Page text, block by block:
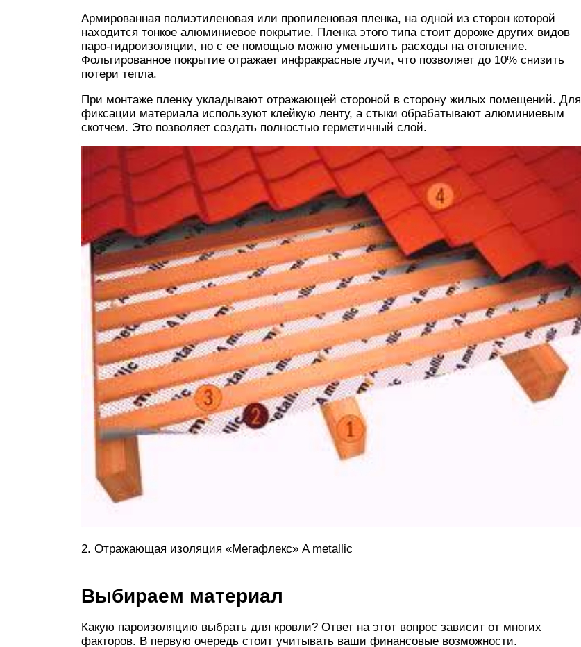
Армированная полиэтиленовая или пропиленовая пленка, на одной из сторон которой
находится тонкое алюминиевое покрытие. Пленка этого типа стоит дороже других видов
паро-гидроизоляции, но с ее помощью можно уменьшить расходы на отопление.
Фольгированное покрытие отражает инфракрасные лучи, что позволяет до 10% снизить
потери тепла.
При монтаже пленку укладывают отражающей стороной в сторону жилых помещений. Для
фиксации материала используют клейкую ленту, а стыки обрабатывают алюминиевым
скотчем. Это позволяет создать полностью герметичный слой.
2. Отражающая изоляция «Мегафлекс» A metallic
Выбираем материал
Какую пароизоляцию выбрать для кровли? Ответ на этот вопрос зависит от многих
факторов. В первую очередь стоит учитывать ваши финансовые возможности.